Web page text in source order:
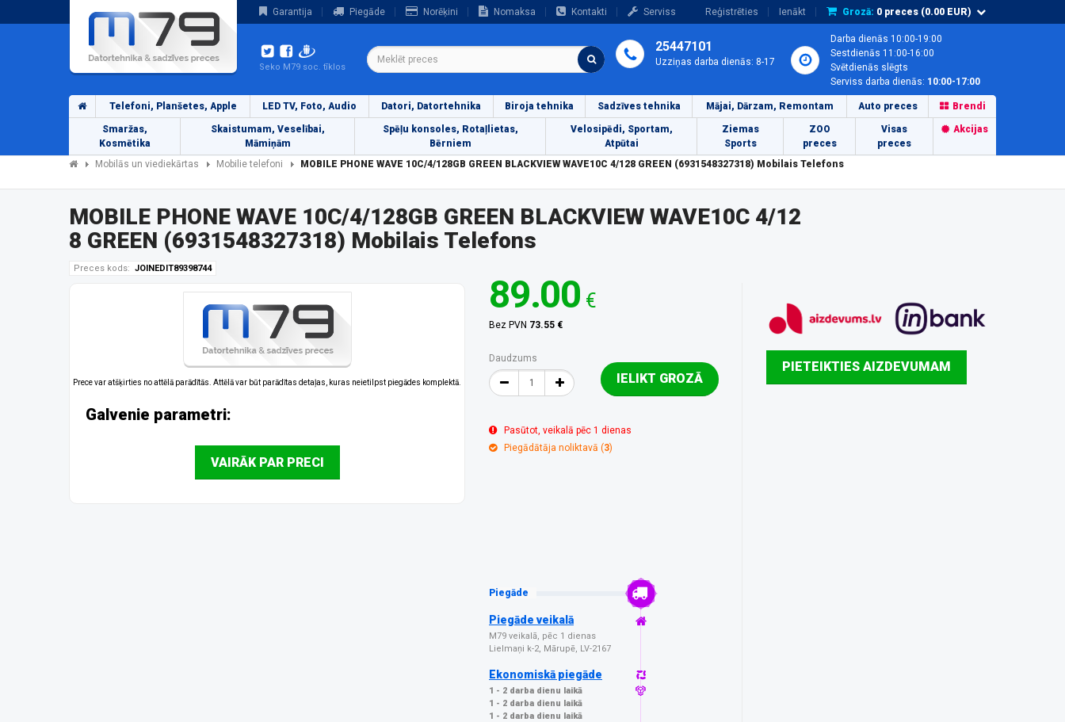
Garantija Piegāde Norēķini Nomaksa Kontakti Serviss Reģistrēties Ienākt Grozā: 0 preces (0.00 EUR)
Seko M79 soc. tīklos
25447101
Uzziņas darba dienās: 8-17
Darba dienās 10:00-19:00
Sestdienās 11:00-16:00
Svētdienās slēgts
Serviss darba dienās: 10:00-17:00
Telefoni, Planšetes, Apple LED TV, Foto, Audio Datori, Datortehnika Biroja tehnika Sadzīves tehnika Mājai, Dārzam, Remontam Auto preces Brendi
Smaržas,
Kosmētika
Skaistumam, Veselībai,
Māmiņām
Spēļu konsoles, Rotaļlietas,
Bērniem
Velosipēdi, Sportam,
Atpūtai
Ziemas
Sports
ZOO
preces
Visas
preces
Akcijas
Mobilās un viediekārtas Mobilie telefoni MOBILE PHONE WAVE 10C/4/128GB GREEN BLACKVIEW WAVE10C 4/128 GREEN (6931548327318) Mobilais Telefons
MOBILE PHONE WAVE 10C/4/128GB GREEN BLACKVIEW WAVE10C 4/12
8 GREEN (6931548327318) Mobilais Telefons
Preces kods: JOINEDIT89398744
Prece var atšķirties no attēlā parādītās. Attēlā var būt parādītas detaļas, kuras neietilpst piegādes komplektā.
Galvenie parametri:
VAIRĀK PAR PRECI
89.00 €
Bez PVN 73.55 €
Daudzums
IELIKT GROZĀ
Pasūtot, veikalā pēc 1 dienas
Piegādātāja noliktavā (3)
Piegāde
Piegāde veikalā
M79 veikalā, pēc 1 dienas
Lielmaņi k-2, Mārupē, LV-2167
Ekonomiskā piegāde
1 - 2 darba dienu laikā
1 - 2 darba dienu laikā
1 - 2 darba dienu laikā
PIETEIKTIES AIZDEVUMAM